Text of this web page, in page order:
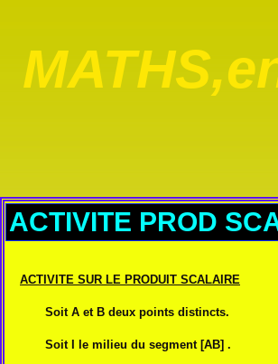
ACTIVITE PROD
ACTIVITE SUR LE PRODUIT SCALAIRE
Soit A et B deux points distincts.
Soit I le milieu du segment [AB] .